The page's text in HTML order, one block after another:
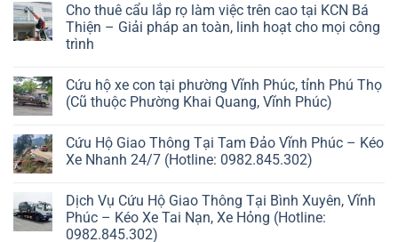
Cho thuê cẩu lắp rọ làm việc trên cao tại KCN Bá
Thiện – Giải pháp an toàn, linh hoạt cho mọi công
trình
Cứu hộ xe con tại phường Vĩnh Phúc, tỉnh Phú Thọ
(Cũ thuộc Phường Khai Quang, Vĩnh Phúc)
Cứu Hộ Giao Thông Tại Tam Đảo Vĩnh Phúc – Kéo
Xe Nhanh 24/7 (Hotline: 0982.845.302)
Dịch Vụ Cứu Hộ Giao Thông Tại Bình Xuyên, Vĩnh
Phúc – Kéo Xe Tai Nạn, Xe Hỏng (Hotline:
0982.845.302)